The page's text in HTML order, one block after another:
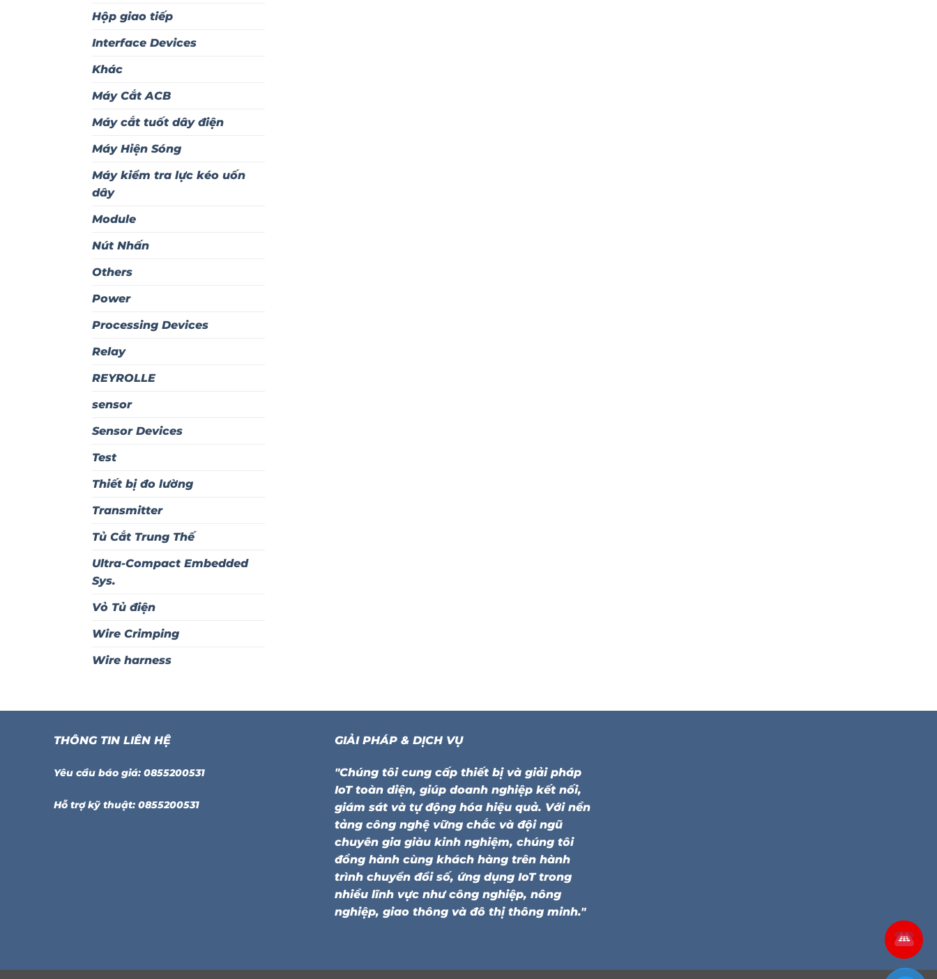
Hộp giao tiếp
Interface Devices
Khác
Máy Cắt ACB
Máy cắt tuốt dây điện
Máy Hiện Sóng
Máy kiểm tra lực kéo uốn
dây
Module
Nút Nhấn
Others
Power
Processing Devices
Relay
REYROLLE
sensor
Sensor Devices
Test
Thiết bị đo lường
Transmitter
Tủ Cắt Trung Thế
Ultra-Compact Embedded
Sys.
Vỏ Tủ điện
Wire Crimping
Wire harness
THÔNG TIN LIÊN HỆ
Yêu cầu báo giá: 0855200531
Hỗ trợ kỹ thuật: 0855200531
GIẢI PHÁP & DỊCH VỤ
"Chúng tôi cung cấp thiết bị và giải pháp
IoT toàn diện, giúp doanh nghiệp kết nối,
giám sát và tự động hóa hiệu quả. Với nền
tảng công nghệ vững chắc và đội ngũ
chuyên gia giàu kinh nghiệm, chúng tôi
đồng hành cùng khách hàng trên hành
trình chuyển đổi số, ứng dụng IoT trong
nhiều lĩnh vực như công nghiệp, nông
nghiệp, giao thông và đô thị thông minh."